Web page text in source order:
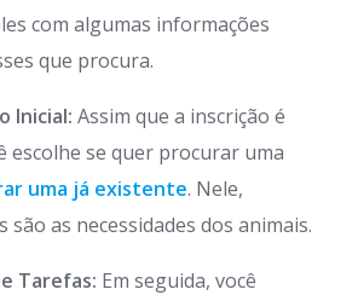
com algumas informações
que procura.
Inicial: Assim que a inscrição é
escolhe se quer procurar uma
uma já existente. Nele,
são as necessidades dos animais.
Tarefas: Em seguida, você